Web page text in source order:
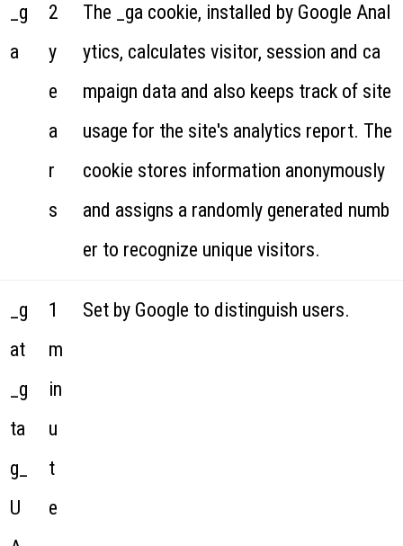
_g
a
2
y
e
a
r
s
The _ga cookie, installed by Google Anal
ytics, calculates visitor, session and ca
mpaign data and also keeps track of site
usage for the site's analytics report. The
cookie stores information anonymously
and assigns a randomly generated numb
er to recognize unique visitors.
_g
at
_g
ta
g_
U
1
m
in
u
t
e
Set by Google to distinguish users.